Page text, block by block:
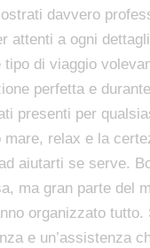
davvero
attenti a ogni
tipo di viaggio
perfetta e
presenti per
relax e la
aiutarti se serve.
ma gran parte del
organizzato tutto.
e un’assistenza